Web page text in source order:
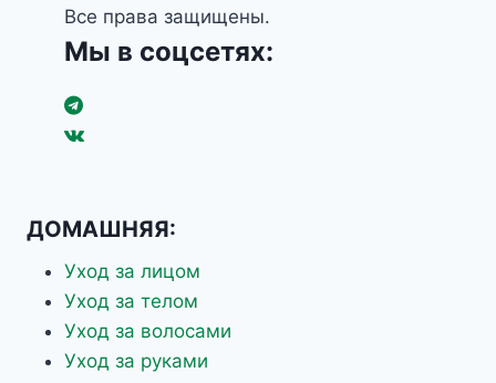
Пантенол
Спирулина платенсис
Трипептид-5
Шикимовая кислота
Экстракт водоросли гематококкус
Экстракт Ромашки
Все права защищены.
Мы в соцсетях:
ДОМАШНЯЯ:
Уход за лицом
Уход за телом
Уход за волосами
Уход за руками